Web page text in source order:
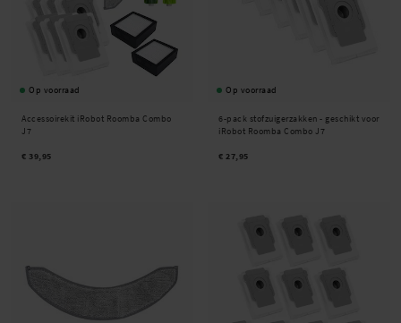
Op voorraad
Accessoirekit iRobot Roomba Combo
J7
€ 39,95
Op voorraad
6-pack stofzuigerzakken - geschikt voor
iRobot Roomba Combo J7
€ 27,95